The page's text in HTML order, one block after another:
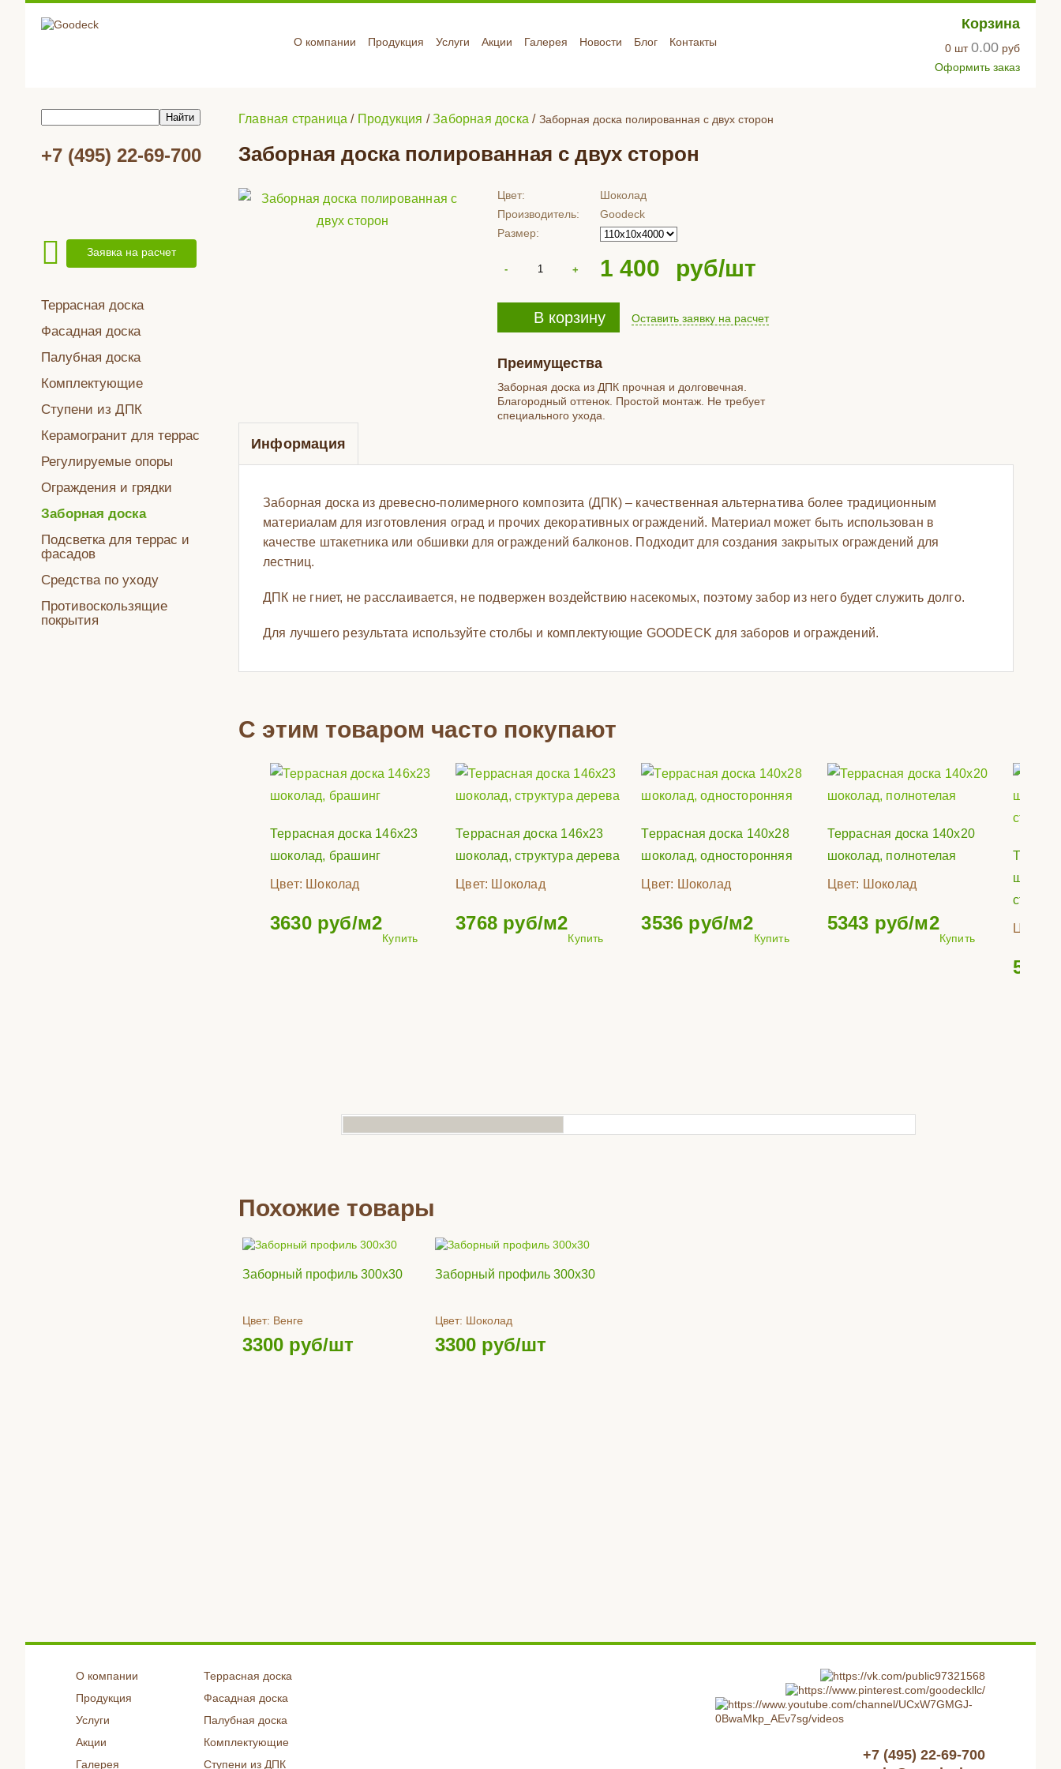
Корзина
0 шт0.00 руб
Оформить заказ
О компании Продукция Услуги Акции Галерея Новости Блог Контакты
+7 (495) 22-69-700
Заявка на расчет
Террасная доска
Фасадная доска
Палубная доска
Комплектующие
Ступени из ДПК
Керамогранит для террас
Регулируемые опоры
Ограждения и грядки
Заборная доска
Подсветка для террас и
фасадов
Средства по уходу
Противоскользящие
покрытия
Главная страница / Продукция /Заборная доска / Заборная доска полированная с двух сторон
Заборная доска полированная с двух сторон
Цвет:
Шоколад
Производитель:
Goodeck
Размер:
1 400 руб/шт
В корзину Оставить заявку на расчет
Преимущества
Заборная доска из ДПК прочная и долговечная.
Благородный оттенок. Простой монтаж. Не требует
специального ухода.
Информация
Заборная доска из древесно-полимерного композита (ДПК) – качественная альтернатива более традиционным
материалам для изготовления оград и прочих декоративных ограждений. Материал может быть использован в
качестве штакетника или обшивки для ограждений балконов. Подходит для создания закрытых ограждений для
лестниц.
ДПК не гниет, не расслаивается, не подвержен воздействию насекомых, поэтому забор из него будет служить долго.
Для лучшего результата используйте столбы и комплектующие GOODECK для заборов и ограждений.
С этим товаром часто покупают
Террасная доска 146х23
шоколад, брашинг
Цвет: Шоколад
3630 руб/м2
Купить
Террасная доска 146х23
шоколад, структура дерева
Цвет: Шоколад
3768 руб/м2
Купить
Террасная доска 140х28
шоколад, односторонняя
Цвет: Шоколад
3536 руб/м2
Купить
Террасная доска 140х20
шоколад, полнотелая
Цвет: Шоколад
5343 руб/м2
Купить
Цвет:
5558
Похожие товары
Заборный профиль 300х30
Цвет: Венге
3300 руб/шт
Заборный профиль 300х30
Цвет: Шоколад
3300 руб/шт
О компании
Продукция
Услуги
Акции
Галерея
Террасная доска
Фасадная доска
Палубная доска
Комплектующие
Ступени из ДПК
+7 (495) 22-69-700